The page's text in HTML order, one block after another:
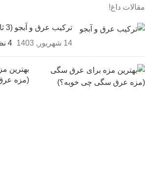
مقالات داغ!
ترکیب عرق و آبجو (3 ثانیه ای کوکتل کن!)
14 شهریور, 1403
4 نظر
بهترین
(مزه